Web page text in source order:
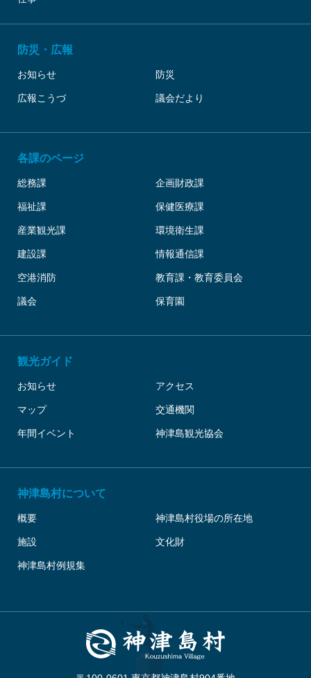
防災・広報
お知らせ 防災
広報こうづ 議会だより
各課のページ
総務課 企画財政課
福祉課 保健医療課
産業観光課 環境衛生課
建設課 情報通信課
空港消防 教育課・教育委員会
議会 保育園
観光ガイド
お知らせ アクセス
マップ 交通機関
年間イベント 神津島観光協会
神津島村について
概要 神津島村役場の所在地
施設 文化財
神津島村例規集